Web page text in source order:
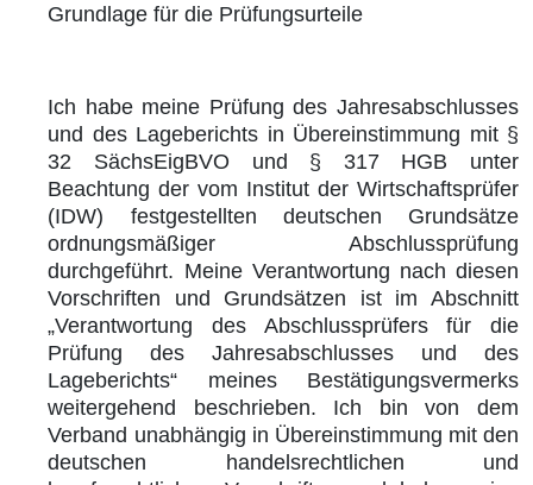
Grundlage für die Prüfungsurteile
Ich habe meine Prüfung des Jahresabschlusses
und des Lageberichts in Übereinstimmung mit §
32 SächsEigBVO und § 317 HGB unter
Beachtung der vom Institut der Wirtschaftsprüfer
(IDW) festgestellten deutschen Grundsätze
ordnungsmäßiger Abschlussprüfung
durchgeführt. Meine Verantwortung nach diesen
Vorschriften und Grundsätzen ist im Abschnitt
„Verantwortung des Abschlussprüfers für die
Prüfung des Jahresabschlusses und des
Lageberichts“ meines Bestätigungsvermerks
weitergehend beschrieben. Ich bin von dem
Verband unabhängig in Übereinstimmung mit den
deutschen handelsrechtlichen und